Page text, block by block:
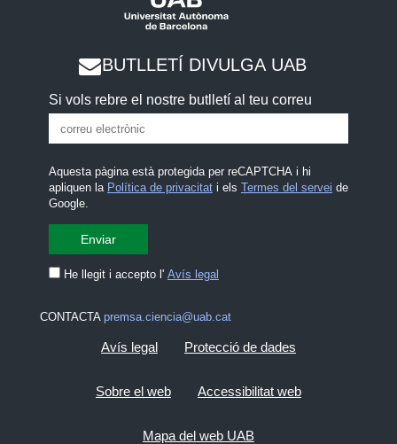
BUTLLETÍ DIVULGA UAB
Si vols rebre el nostre butlletí al teu correu
Aquesta pàgina està protegida per reCAPTCHA i hi
apliquen la Política de privacitati els Termes del servei de
Google.
He llegit i accepto l' Avís legal
CONTACTA premsa.ciencia@uab.cat
Avís legal Protecció de dades
Sobre el web Accessibilitat web
Mapa del web UAB